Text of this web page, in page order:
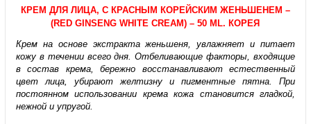
КРЕМ ДЛЯ ЛИЦА, С КРАСНЫМ КОРЕЙСКИМ ЖЕНЬШЕНЕМ –
(RED GINSENG WHITE CREAM) – 50 ML. КОРЕЯ
Крем на основе экстракта женьшеня, увлажняет и питает
кожу в течении всего дня. Отбеливающие факторы, входящие
в состав крема, бережно восстанавливают естественный
цвет лица, убирают желтизну и пигментные пятна. При
постоянном использовании крема кожа становится гладкой,
нежной и упругой.